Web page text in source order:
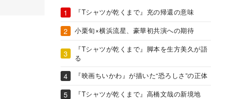
『Tシャツが乾くまで』充の帰還の意味
小栗旬×横浜流星、豪華初共演への期待
『Tシャツが乾くまで』脚本を生方美久が語
る
『映画ちいかわ』が描いた“恐ろしさ”の正体
『Tシャツが乾くまで』高橋文哉の新境地